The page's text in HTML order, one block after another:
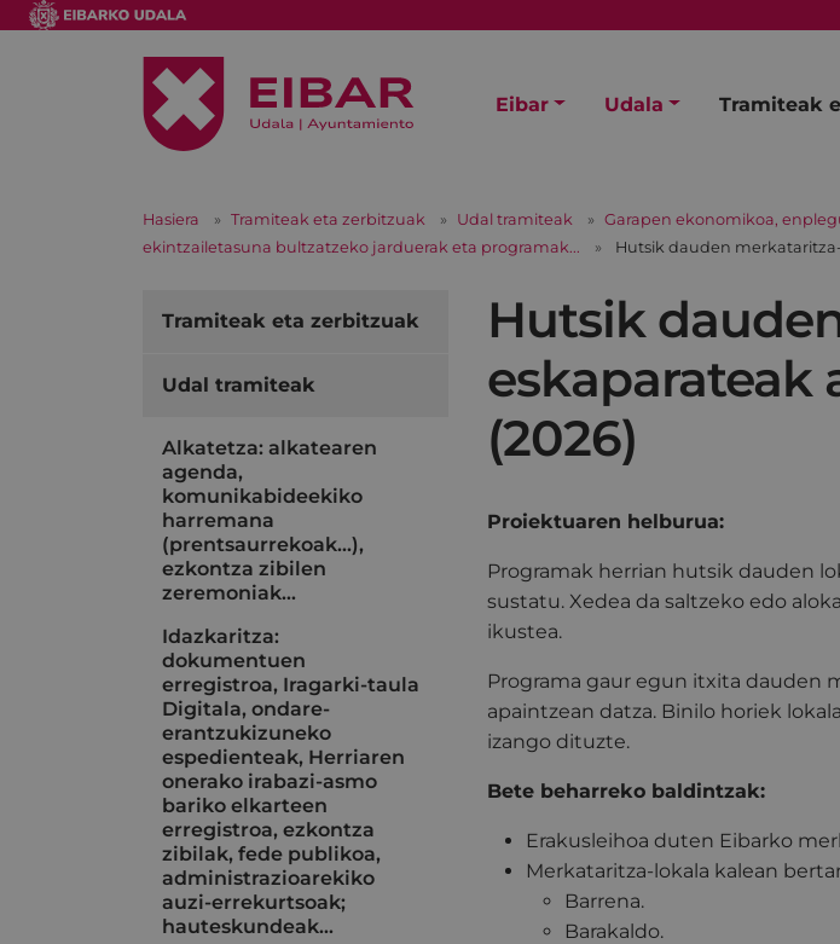
Eibar Udala Tramiteak
Hasiera Tramiteak eta zerbitzuak Udal tramiteak
Garapen ekonomikoa,
ekintzailetasuna bultzatzeko jarduerak eta programak...
Hutsik dauden
Hutsik
eskaparateak
(2026)
Proiektuaren helburua:
Programak herrian hutsik dauden
sustatu. Xedea da saltzeko edo
ikustea.
Programa gaur egun itxita dauden
apaintzean datza. Binilo horiek
izango dituzte.
Bete beharreko baldintzak:
Erakusleihoa duten Eibarko
Merkataritza-lokala kalean
Barrena.
Barakaldo.
Tramiteak eta zerbitzuak
Udal tramiteak
Alkatetza: alkatearen
agenda,
komunikabideekiko
harremana
(prentsaurrekoak...),
ezkontza zibilen
zeremoniak…
Idazkaritza:
dokumentuen
erregistroa, Iragarki-taula
Digitala, ondare-
erantzukizuneko
espedienteak, Herriaren
onerako irabazi-asmo
bariko elkarteen
erregistroa, ezkontza
zibilak, fede publikoa,
administrazioarekiko
auzi-errekurtsoak;
hauteskundeak…